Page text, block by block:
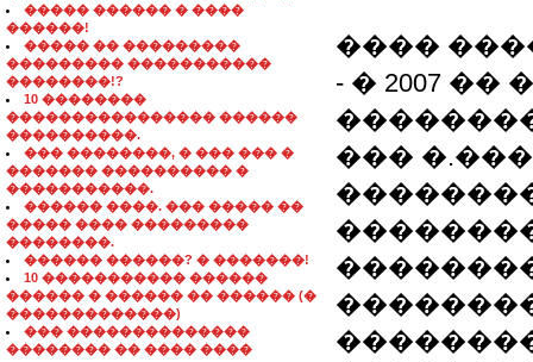
����� ������ � ����
������!
����� �� ���������
��������� �����������
��������!?
10 ��������
���������������� ������
����������.
��� ��������, � ��� ��� �
������� ���������� �
�����������.
������ ����. ��� ����� ��
����� ���� ���������
��������.
������ ������? � �������!
10 ����������� ������
������ � ������ �� ������ (�
�������������)
��� ��������������
�������� �� ���� ����
����
- � 2007
���